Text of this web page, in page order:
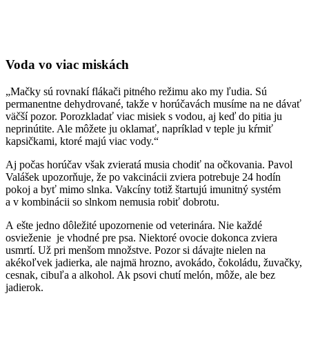
Voda vo viac miskách
„Mačky sú rovnakí flákači pitného režimu ako my ľudia. Sú
permanentne dehydrované, takže v horúčavách musíme na ne dávať
väčší pozor. Porozkladať viac misiek s vodou, aj keď do pitia ju
neprinútite. Ale môžete ju oklamať, napríklad v teple ju kŕmiť
kapsičkami, ktoré majú viac vody.“
Aj počas horúčav však zvieratá musia chodiť na očkovania. Pavol
Valášek upozorňuje, že po vakcinácii zviera potrebuje 24 hodín
pokoj a byť mimo slnka. Vakcíny totiž štartujú imunitný systém
a v kombinácii so slnkom nemusia robiť dobrotu.
A ešte jedno dôležité upozornenie od veterinára. Nie každé
osvieženie je vhodné pre psa. Niektoré ovocie dokonca zviera
usmrtí. Už pri menšom množstve. Pozor si dávajte nielen na
akékoľvek jadierka, ale najmä hrozno, avokádo, čokoládu, žuvačky,
cesnak, cibuľa a alkohol. Ak psovi chutí melón, môže, ale bez
jadierok.